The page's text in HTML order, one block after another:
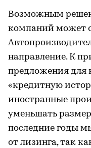
Возможным
компаний может
направление. К
предложения для
«кредитную
иностранные
уменьшать
последние годы
от лизинга, так